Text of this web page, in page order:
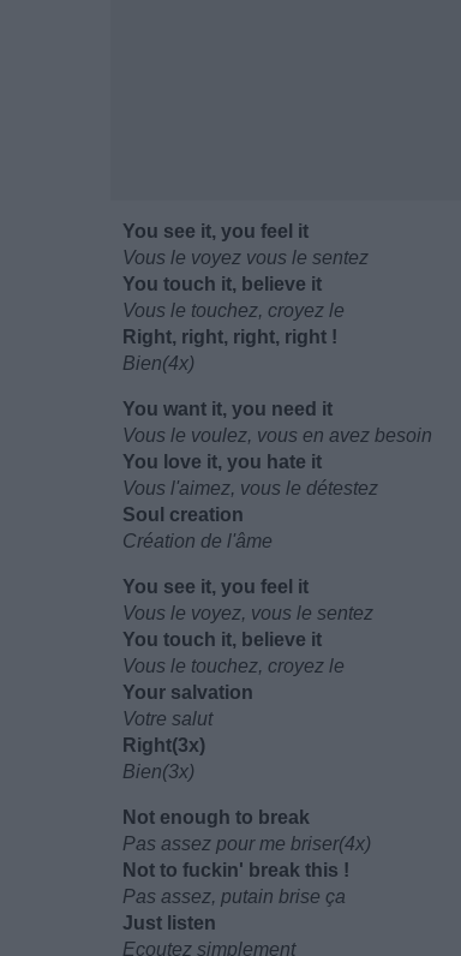
You see it, you feel it
Vous le voyez vous le sentez
You touch it, believe it
Vous le touchez, croyez le
Right, right, right, right !
Bien(4x)
You want it, you need it
Vous le voulez, vous en avez besoin
You love it, you hate it
Vous l'aimez, vous le détestez
Soul creation
Création de l'âme
You see it, you feel it
Vous le voyez, vous le sentez
You touch it, believe it
Vous le touchez, croyez le
Your salvation
Votre salut
Right(3x)
Bien(3x)
Not enough to break
Pas assez pour me briser(4x)
Not to fuckin' break this !
Pas assez, putain brise ça
Just listen
Ecoutez simplement